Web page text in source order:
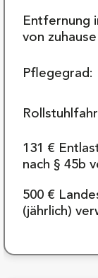
Entfernung
von
Pflegegrad:
131 €
nach § 45b
500 €
(jährlich)